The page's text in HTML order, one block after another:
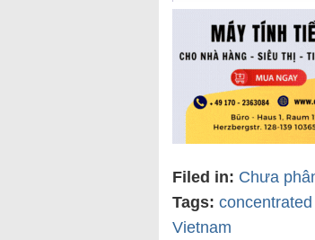
Filed in: Chưa
Tags:
Vietnam